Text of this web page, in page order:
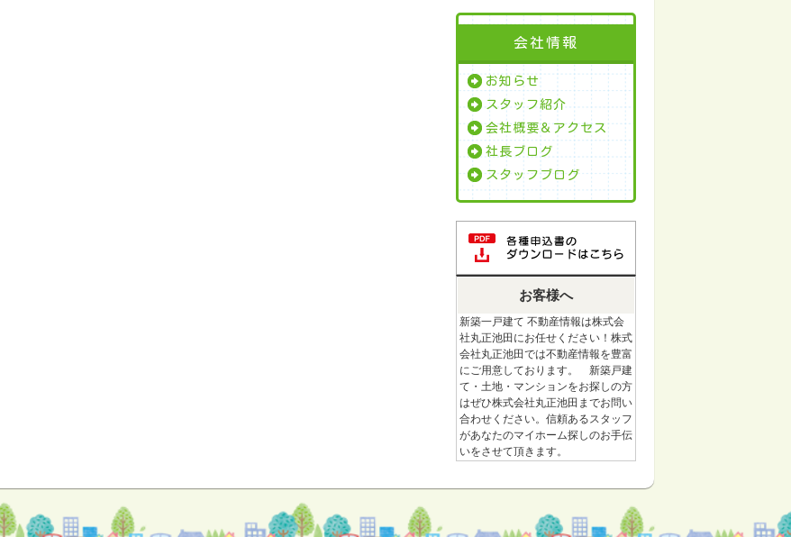
会社情報
お知らせ
スタッフ紹介
会社概要＆アクセス
社長ブログ
スタッフブログ
お客様へ
新築一戸建て 不動産情報は株式会
社丸正池田にお任せください！株式
会社丸正池田では不動産情報を豊富
にご用意しております。 新築戸建
て・土地・マンションをお探しの方
はぜひ株式会社丸正池田までお問い
合わせください。信頼あるスタッフ
があなたのマイホーム探しのお手伝
いをさせて頂きます。